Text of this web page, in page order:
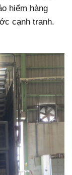
hiểm hàng
cạnh tranh.